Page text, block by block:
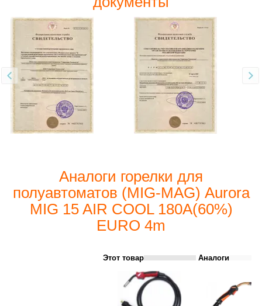
Аналоги горелки для
полуавтоматов (MIG-MAG) Aurora
MIG 15 AIR COOL 180A(60%)
EURO 4m
Этот товар Аналоги